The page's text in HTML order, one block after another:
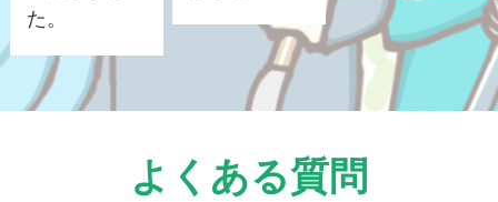
た。
よくある質問